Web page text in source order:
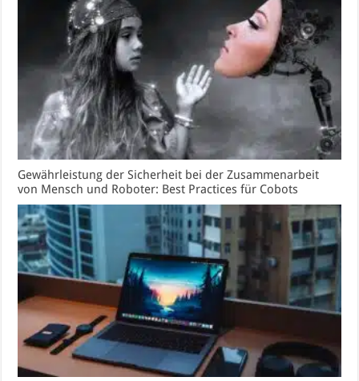
Gewährleistung der Sicherheit bei der Zusammenarbeit
von Mensch und Roboter: Best Practices für Cobots